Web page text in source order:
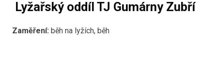
Lyžařský oddíl TJ Gumárny Zubří
Zaměření: běh na lyžích, běh